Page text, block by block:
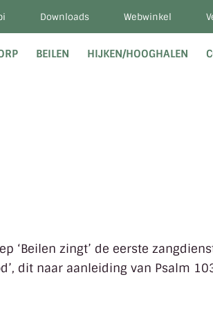
Downloads Webwinkel
BEILEN HIJKEN/HOOGHALEN
‘Beilen zingt’ de eerste
dit naar aanleiding van Psalm